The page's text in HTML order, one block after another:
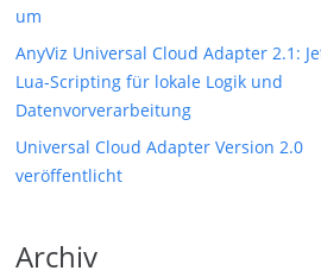
um
AnyViz Universal Cloud Adapter 2.1:
Lua-Scripting für lokale Logik und
Datenvorverarbeitung
Universal Cloud Adapter Version 2.0
veröffentlicht
Archiv